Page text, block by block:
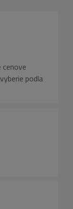
cenove
podla